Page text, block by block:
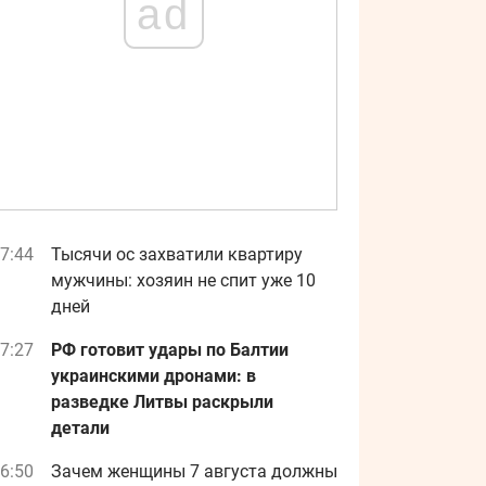
ad
Тысячи ос захватили квартиру
мужчины: хозяин не спит уже 10
дней
РФ готовит удары по Балтии
украинскими дронами: в
разведке Литвы раскрыли
детали
Зачем женщины 7 августа должны